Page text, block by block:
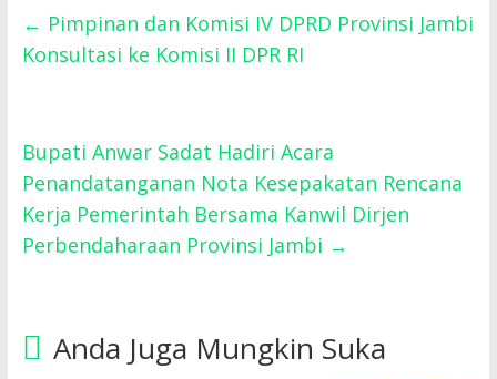
← Pimpinan dan Komisi IV DPRD Provinsi Jambi
Konsultasi ke Komisi II DPR RI
Bupati Anwar Sadat Hadiri Acara
Penandatanganan Nota Kesepakatan Rencana
Kerja Pemerintah Bersama Kanwil Dirjen
Perbendaharaan Provinsi Jambi →
Anda Juga Mungkin Suka